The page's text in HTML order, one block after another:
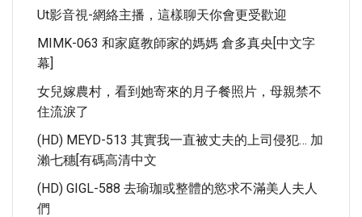
Ut影音視-網絡主播，這樣聊天你會更受歡迎
MIMK-063 和家庭教師家的媽媽 倉多真央[中文字
幕]
女兒嫁農村，看到她寄來的月子餐照片，母親禁不
住流淚了
(HD) MEYD-513 其實我一直被丈夫的上司侵犯… 加
瀨七穗[有碼高清中文
(HD) GIGL-588 去瑜珈或整體的慾求不滿美人夫人
們